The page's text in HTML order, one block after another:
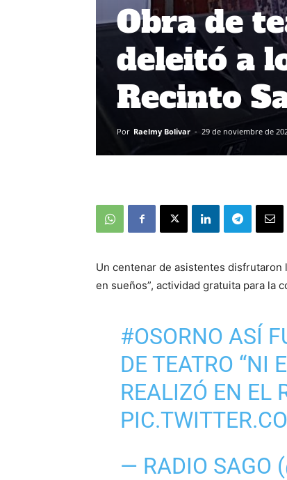
Obra de
deleitó a
Recinto
Por Raelmy Bolivar - 29 de noviembre de
Un centenar de asistentes
en sueños”, actividad gratuita para la
#OSORNO ASÍ
DE TEATRO “NI
REALIZÓ EN EL
— RADIO SAGO